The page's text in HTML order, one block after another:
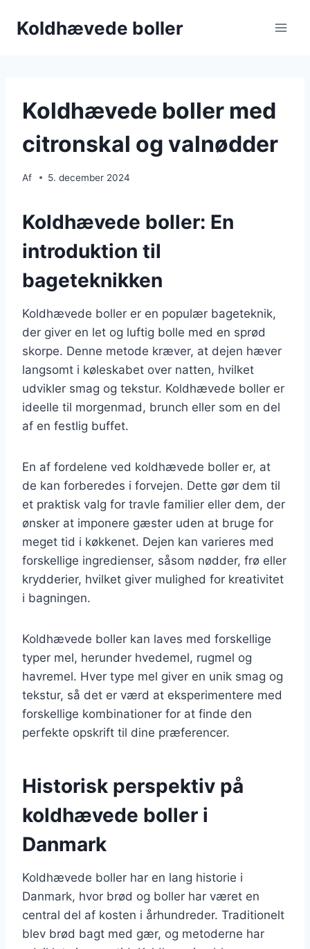
Koldhævede boller
Koldhævede boller med
citronskal og valnødder
Af 5. december 2024
Koldhævede boller: En
introduktion til
bageteknikken
Koldhævede boller er en populær bageteknik,
der giver en let og luftig bolle med en sprød
skorpe. Denne metode kræver, at dejen hæver
langsomt i køleskabet over natten, hvilket
udvikler smag og tekstur. Koldhævede boller er
ideelle til morgenmad, brunch eller som en del
af en festlig buffet.
En af fordelene ved koldhævede boller er, at
de kan forberedes i forvejen. Dette gør dem til
et praktisk valg for travle familier eller dem, der
ønsker at imponere gæster uden at bruge for
meget tid i køkkenet. Dejen kan varieres med
forskellige ingredienser, såsom nødder, frø eller
krydderier, hvilket giver mulighed for kreativitet
i bagningen.
Koldhævede boller kan laves med forskellige
typer mel, herunder hvedemel, rugmel og
havremel. Hver type mel giver en unik smag og
tekstur, så det er værd at eksperimentere med
forskellige kombinationer for at finde den
perfekte opskrift til dine præferencer.
Historisk perspektiv på
koldhævede boller i
Danmark
Koldhævede boller har en lang historie i
Danmark, hvor brød og boller har været en
central del af kosten i århundreder. Traditionelt
blev brød bagt med gær, og metoderne har